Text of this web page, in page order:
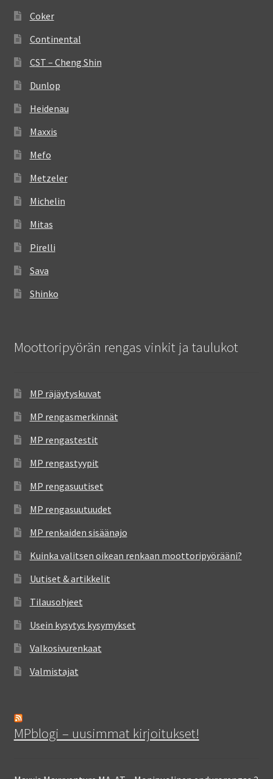
Coker
Continental
CST – Cheng Shin
Dunlop
Heidenau
Maxxis
Mefo
Metzeler
Michelin
Mitas
Pirelli
Sava
Shinko
Moottoripyörän rengas vinkit ja taulukot
MP räjäytyskuvat
MP rengasmerkinnät
MP rengastestit
MP rengastyypit
MP rengasuutiset
MP rengasuutuudet
MP renkaiden sisäänajo
Kuinka valitsen oikean renkaan moottoripyörääni?
Uutiset & artikkelit
Tilausohjeet
Usein kysytys kysymykset
Valkosivurenkaat
Valmistajat
MPblogi – uusimmat kirjoitukset!